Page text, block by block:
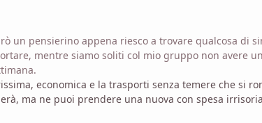
un pensierino appena riesco a trovare qualcosa di
mentre siamo soliti col mio gruppo non avere
economica e la trasporti senza temere che si
ma ne puoi prendere una nuova con spesa